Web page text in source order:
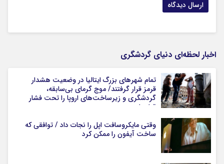
اخبار لحظه‌ای دنیای گردشگری
تمام شهرهای بزرگ ایتالیا در وضعیت هشدار
قرمز قرار گرفتند/ موج گرمای بی‌سابقه،
گردشگری و زیرساخت‌های اروپا را تحت فشار
قرار داد
وقتی مایکروسافت اپل را نجات داد / توافقی که
ساخت آیفون را ممکن کرد